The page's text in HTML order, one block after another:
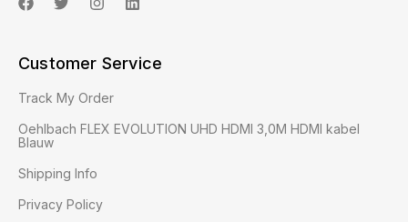
Customer Service
Track My Order
Oehlbach FLEX EVOLUTION UHD HDMI 3,0M HDMI kabel
Blauw
Shipping Info
Privacy Policy